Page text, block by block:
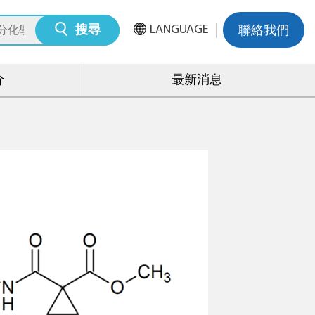
搜尋 LANGUAGE 聯絡我們
最新消息